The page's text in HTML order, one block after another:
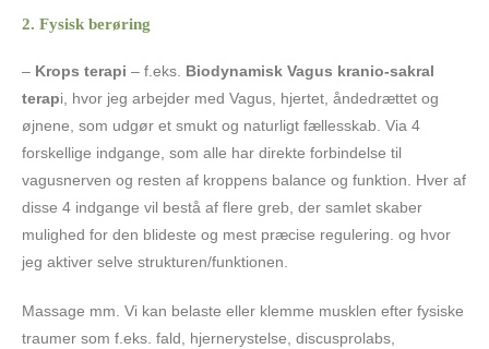
2. Fysisk berøring
– Krops terapi – f.eks. Biodynamisk Vagus kranio-sakral
terapi, hvor jeg arbejder med Vagus, hjertet, åndedrættet og
øjnene, som udgør et smukt og naturligt fællesskab. Via 4
forskellige indgange, som alle har direkte forbindelse til
vagusnerven og resten af kroppens balance og funktion. Hver af
disse 4 indgange vil bestå af flere greb, der samlet skaber
mulighed for den blideste og mest præcise regulering. og hvor
jeg aktiver selve strukturen/funktionen.
Massage mm. Vi kan belaste eller klemme musklen efter fysiske
traumer som f.eks. fald, hjernerystelse, discusprolabs,